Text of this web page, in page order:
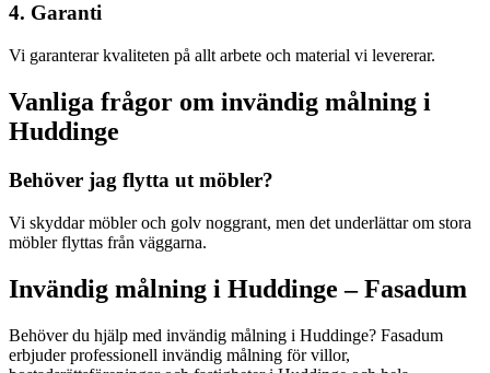
4. Garanti
Vi garanterar kvaliteten på allt arbete och material vi levererar.
Vanliga frågor om invändig målning i
Huddinge
Behöver jag flytta ut möbler?
Vi skyddar möbler och golv noggrant, men det underlättar om stora
möbler flyttas från väggarna.
Invändig målning i Huddinge – Fasadum
Behöver du hjälp med invändig målning i Huddinge? Fasadum
erbjuder professionell invändig målning för villor,